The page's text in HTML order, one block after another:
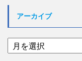
アーカイブ
ア
ー